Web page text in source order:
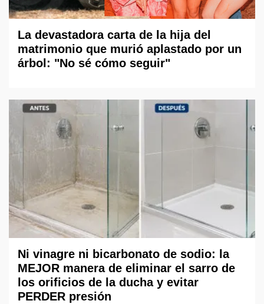
La devastadora carta de la hija del
matrimonio que murió aplastado por un
árbol: "No sé cómo seguir"
Ni vinagre ni bicarbonato de sodio: la
MEJOR manera de eliminar el sarro de
los orificios de la ducha y evitar
PERDER presión